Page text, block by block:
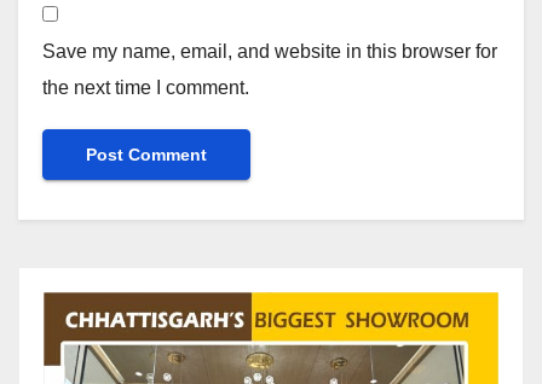
Save my name, email, and website in this browser for
the next time I comment.